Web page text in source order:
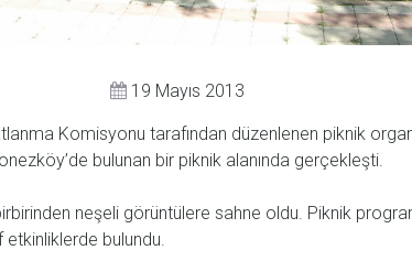
19 Mayıs 2013
Komisyonu tarafından düzenlenen piknik
bulunan bir piknik alanında gerçekleşti.
neşeli görüntülere sahne oldu. Piknik
etkinliklerde bulundu.